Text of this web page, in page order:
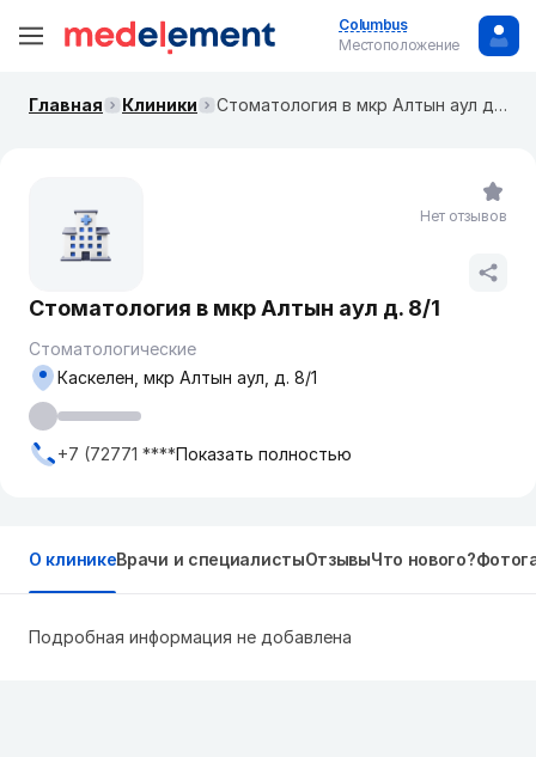
Columbus
Местоположение
Главная Клиники Стоматология в мкр Алтын аул д. 8/1
Стоматология в мкр Алтын аул д. 8/1
Стоматологические
Каскелен, мкр Алтын аул, д. 8/1
+7 (72771 ****Показать полностью
Нет отзывов
О клиникеВрачи и специалистыОтзывыЧто нового?
Подробная информация не добавлена